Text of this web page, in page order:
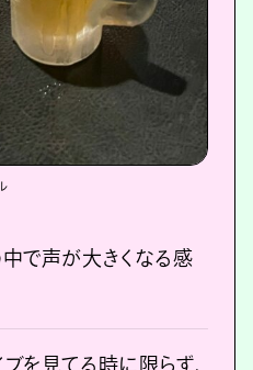
中で声が大きくなる感
を見てる時に限らず、